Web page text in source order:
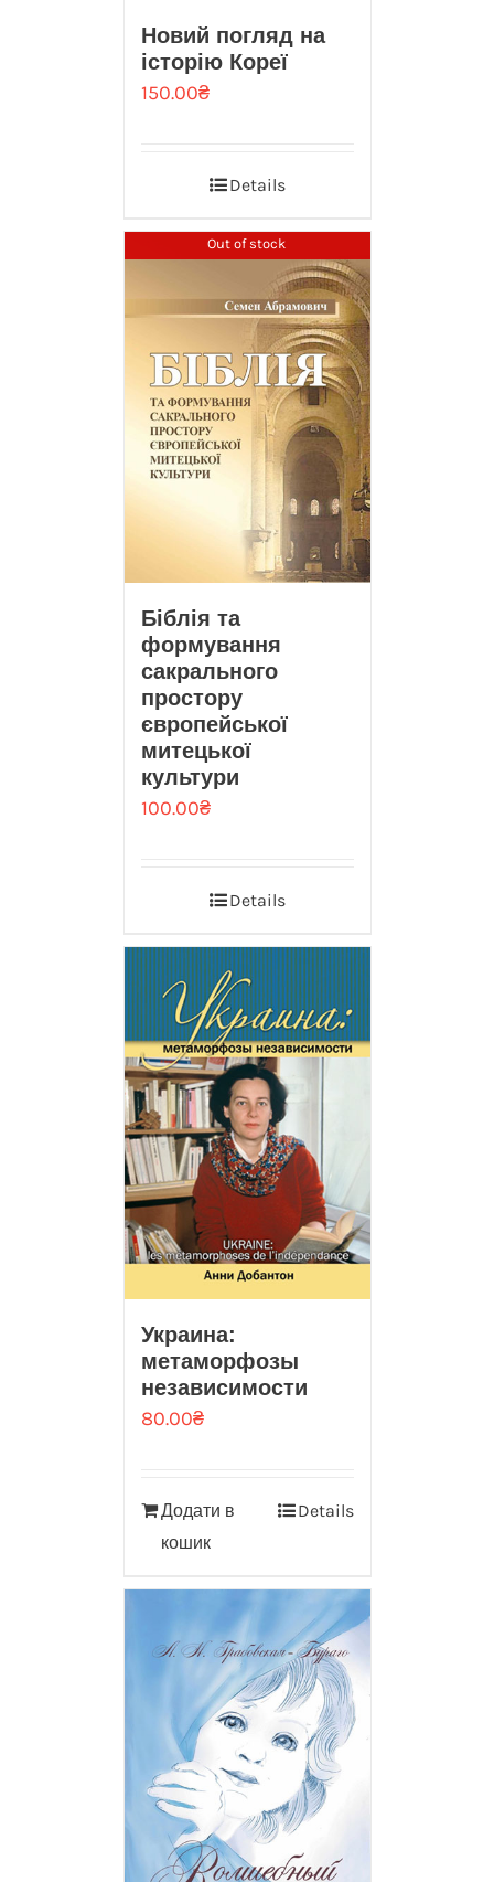
Новий погляд на
iсторiю Кореї
150.00₴
Details
Out of stock
Біблія та
формування
сакрального
простору
європейської
митецької
культури
100.00₴
Details
Украина:
метаморфозы
независимости
80.00₴
Додати в
кошик
Details